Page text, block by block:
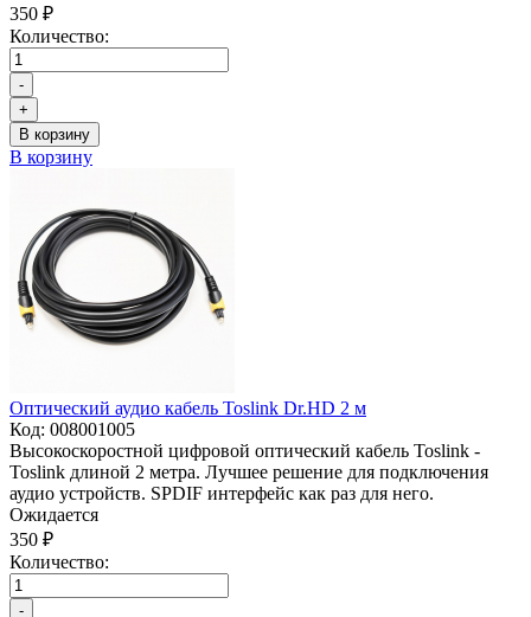
350 ₽
Количество:
-
+
В корзину
В корзину
Оптический аудио кабель Toslink Dr.HD 2 м
Код: 008001005
Высокоскоростной цифровой оптический кабель Toslink -
Toslink длиной 2 метра. Лучшее решение для подключения
аудио устройств. SPDIF интерфейс как раз для него.
Ожидается
350 ₽
Количество:
-